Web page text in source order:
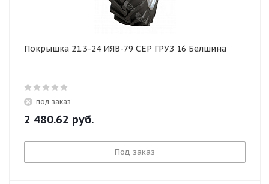
Покрышка 21.3-24 ИЯВ-79 СЕР ГРУЗ 16 Белшина
под заказ
2 480.62 руб.
Под заказ